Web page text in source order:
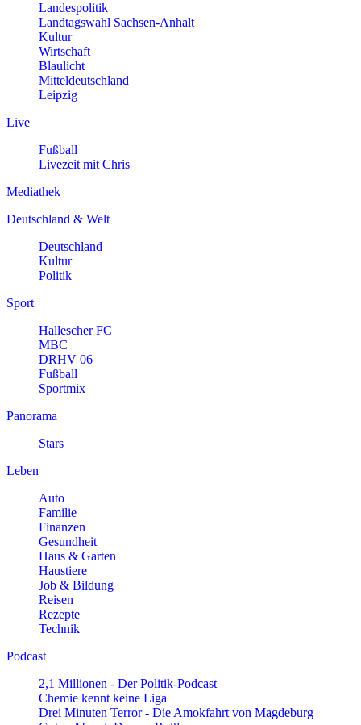
Landespolitik
Landtagswahl Sachsen-Anhalt
Kultur
Wirtschaft
Blaulicht
Mitteldeutschland
Leipzig
Live
Fußball
Livezeit mit Chris
Mediathek
Deutschland & Welt
Deutschland
Kultur
Politik
Sport
Hallescher FC
MBC
DRHV 06
Fußball
Sportmix
Panorama
Stars
Leben
Auto
Familie
Finanzen
Gesundheit
Haus & Garten
Haustiere
Job & Bildung
Reisen
Rezepte
Technik
Podcast
2,1 Millionen - Der Politik-Podcast
Chemie kennt keine Liga
Drei Minuten Terror - Die Amokfahrt von Magdeburg